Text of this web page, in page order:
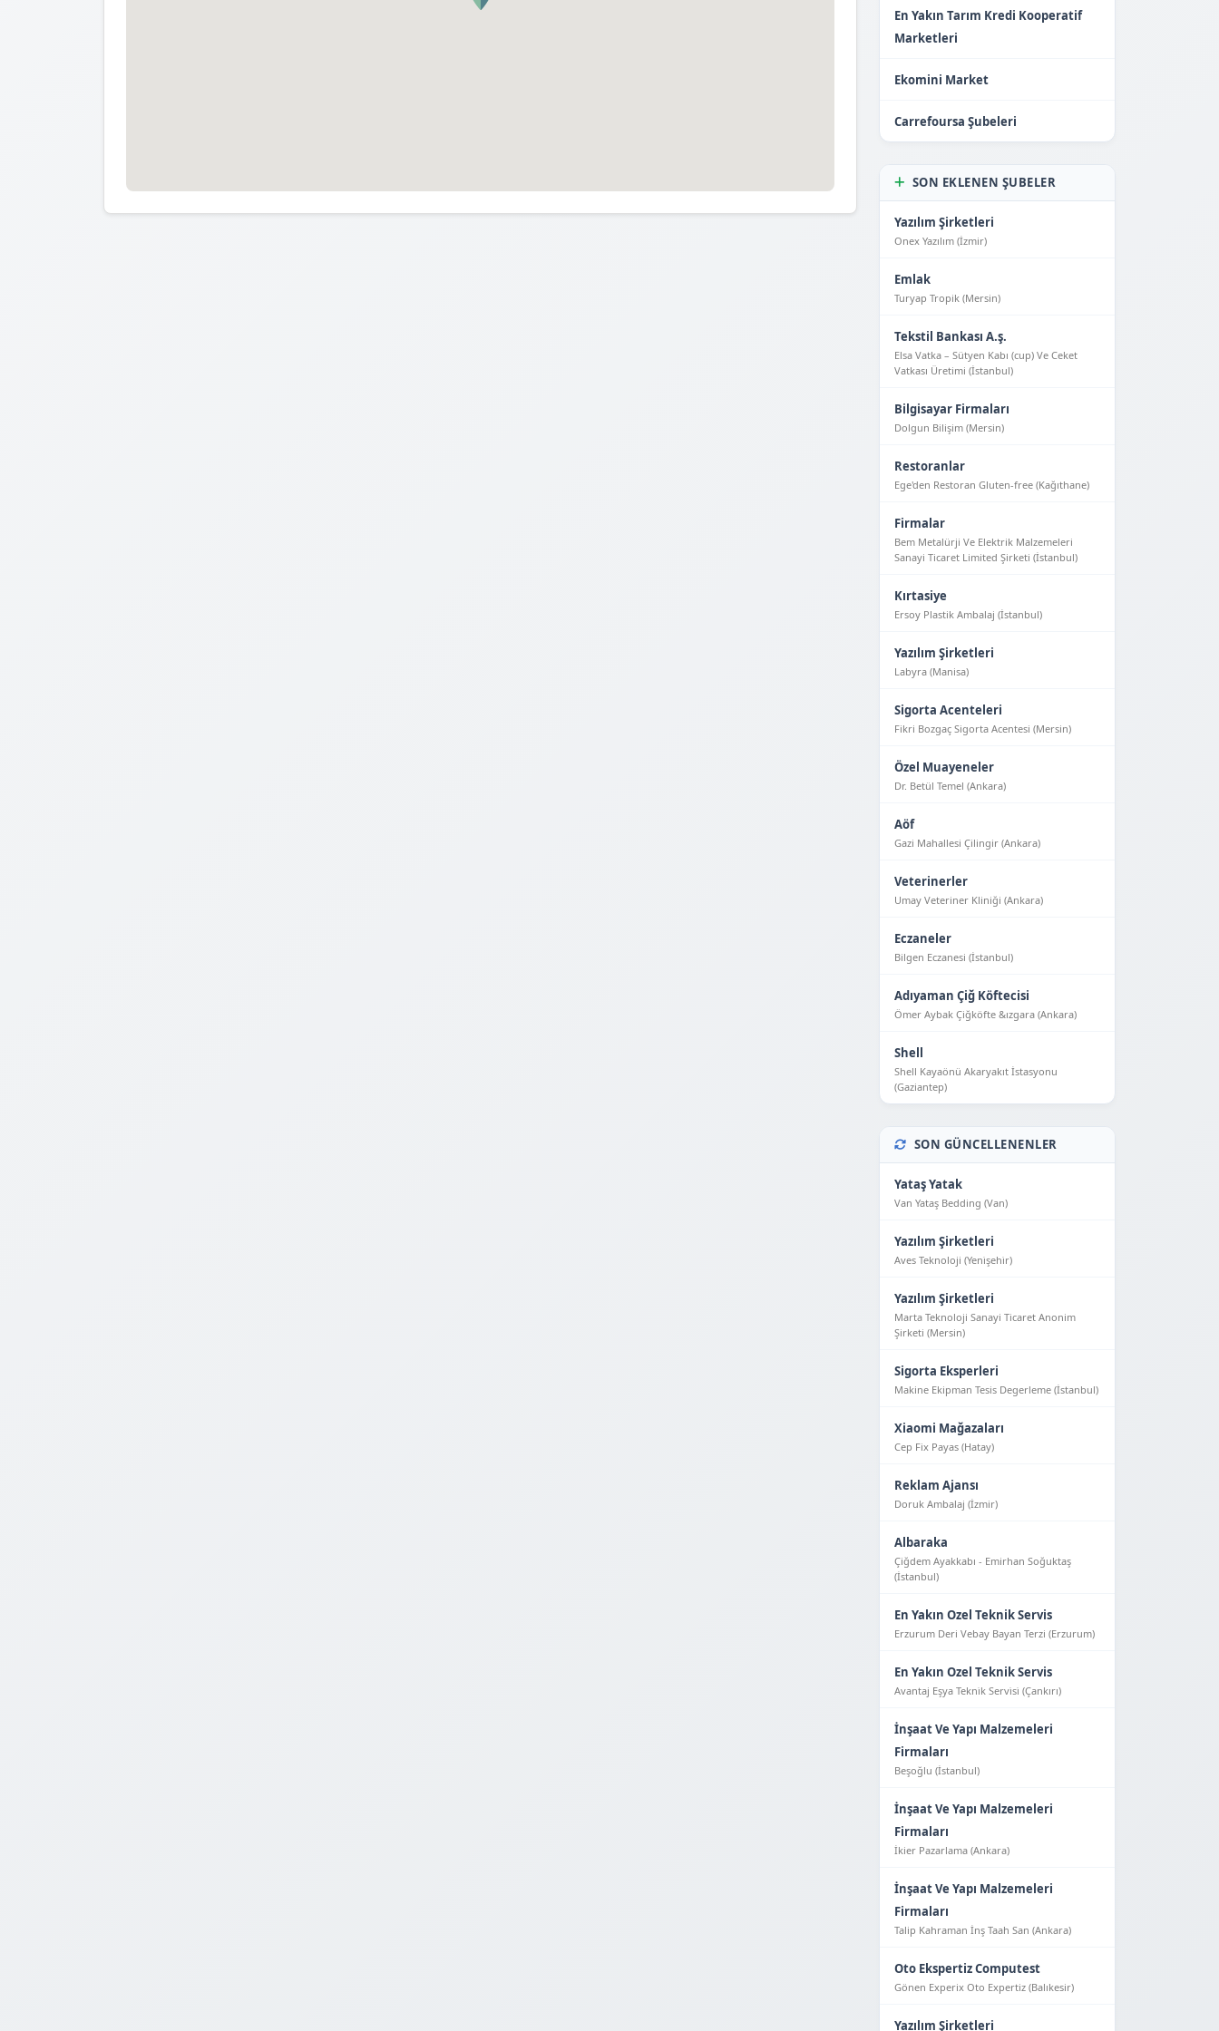
En Yakın Tarım Kredi Kooperatif
Marketleri
Ekomini Market
Carrefoursa Şubeleri
SON EKLENEN ŞUBELER
Yazılım Şirketleri
Onex Yazılım (İzmir)
Emlak
Turyap Tropik (Mersin)
Tekstil Bankası A.ş.
Elsa Vatka – Sütyen Kabı (cup) Ve Ceket
Vatkası Üretimi (İstanbul)
Bilgisayar Firmaları
Dolgun Bilişim (Mersin)
Restoranlar
Ege'den Restoran Gluten-free (Kağıthane)
Firmalar
Bem Metalürji Ve Elektrik Malzemeleri
Sanayi Ticaret Limited Şirketi (İstanbul)
Kırtasiye
Ersoy Plastik Ambalaj (İstanbul)
Yazılım Şirketleri
Labyra (Manisa)
Sigorta Acenteleri
Fikri Bozgaç Sigorta Acentesi (Mersin)
Özel Muayeneler
Dr. Betül Temel (Ankara)
Aöf
Gazi Mahallesi Çilingir (Ankara)
Veterinerler
Umay Veteriner Kliniği (Ankara)
Eczaneler
Bilgen Eczanesi (İstanbul)
Adıyaman Çiğ Köftecisi
Ömer Aybak Çiğköfte &ızgara (Ankara)
Shell
Shell Kayaönü Akaryakıt İstasyonu
(Gaziantep)
SON GÜNCELLENENLER
Yataş Yatak
Van Yataş Bedding (Van)
Yazılım Şirketleri
Aves Teknoloji (Yeni̇şehi̇r)
Yazılım Şirketleri
Marta Teknoloji Sanayi Ticaret Anonim
Şirketi (Mersin)
Sigorta Eksperleri
Makine Ekipman Tesis Degerleme (İstanbul)
Xiaomi Mağazaları
Cep Fix Payas (Hatay)
Reklam Ajansı
Doruk Ambalaj (İzmir)
Albaraka
Çiğdem Ayakkabı - Emirhan Soğuktaş
(İstanbul)
En Yakın Ozel Teknik Servis
Erzurum Deri Vebay Bayan Terzi (Erzurum)
En Yakın Ozel Teknik Servis
Avantaj Eşya Tekni̇k Servi̇si̇ (Çankırı)
İnşaat Ve Yapı Malzemeleri
Firmaları
Beşoğlu (İstanbul)
İnşaat Ve Yapı Malzemeleri
Firmaları
İkier Pazarlama (Ankara)
İnşaat Ve Yapı Malzemeleri
Firmaları
Talip Kahraman İnş Taah San (Ankara)
Oto Ekspertiz Computest
Gönen Experix Oto Expertiz (Balıkesir)
Yazılım Şirketleri